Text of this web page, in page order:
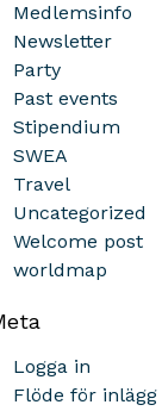
Medlemsinfo
Newsletter
Party
Past events
Stipendium
SWEA
Travel
Uncategorized
Welcome post
worldmap
Logga in
Flöde för inlägg